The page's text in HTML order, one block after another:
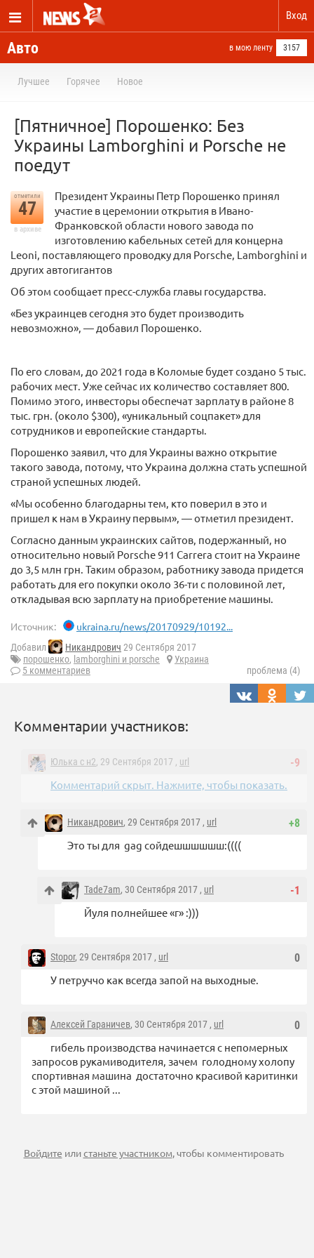
Вход
Авто в мою ленту 3157
Лучшее Горячее Новое
[Пятничное] Порошенко: Без
Украины Lamborghini и Porsche не
поедут
отметили
47
в архиве
Президент Украины Петр Порошенко принял
участие в церемонии открытия в Ивано-
Франковской области нового завода по
изготовлению кабельных сетей для концерна
Leoni, поставляющего проводку для Porsche, Lamborghini и
других автогигантов
Об этом сообщает пресс-служба главы государства.
«Без украинцев сегодня это будет производить
невозможно», — добавил Порошенко.
По его словам, до 2021 года в Коломые будет создано 5 тыс.
рабочих мест. Уже сейчас их количество составляет 800.
Помимо этого, инвесторы обеспечат зарплату в районе 8
тыс. грн. (около $300), «уникальный соцпакет» для
сотрудников и европейские стандарты.
Порошенко заявил, что для Украины важно открытие
такого завода, потому, что Украина должна стать успешной
страной успешных людей.
«Мы особенно благодарны тем, кто поверил в это и
пришел к нам в Украину первым», — отметил президент.
Согласно данным украинских сайтов, подержанный, но
относительно новый Porsche 911 Carrera стоит на Украине
до 3,5 млн грн. Таким образом, работнику завода придется
работать для его покупки около 36-ти с половиной лет,
откладывая всю зарплату на приобретение машины.
Источник: ukraina.ru/news/20170929/10192...
Добавил Никандрович 29 Сентября 2017
порошенко, lamborghini и porsche
Украина
5 комментариев
проблема (4)
Комментарии участников:
-9
Юлька с н2, 29 Сентября 2017 , url
Комментарий скрыт. Нажмите, чтобы показать.
+8
Никандрович, 29 Сентября 2017 , url
Это ты для gag сойдешшшшшш:((((
-1
Tade7am, 30 Сентября 2017 , url
Йуля полнейшее «г» :)))
0
Stopor, 29 Сентября 2017 , url
У петруччо как всегда запой на выходные.
0
Алексей Гараничев, 30 Сентября 2017 , url
гибель производства начинается с непомерных
запросов рукамиводителя, зачем голодному холопу
спортивная машина достаточно красивой каритинки
с этой машиной ...
Войдите илистаньте участником, чтобы комментировать